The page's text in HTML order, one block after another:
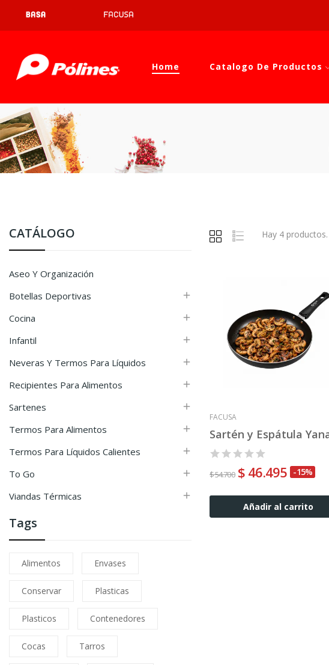
Home Catalogo De Productos
CATÁLOGO
Aseo Y Organización
Botellas Deportivas

Cocina 
Infantil 
Neveras Y Termos Para Líquidos 
Recipientes Para Alimentos 
Sartenes 
Termos Para Alimentos 
Termos Para Líquidos Calientes 
To Go 
Viandas Térmicas 
Tags
Alimentos Envases
Conservar Plasticas
Plasticos Contenedores
Cocas Tarros
Hay 4 productos.
FACUSA
$ 54.700 $ 46.495 -15%
Añadir al carrito